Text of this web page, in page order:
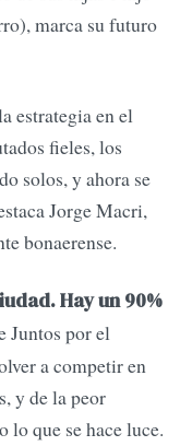
marca su futuro
estrategia en el
fieles, los
solos, y ahora se
Jorge Macri,
bonaerense.
Hay un 90%
Juntos por el
a competir en
y de la peor
lo que se hace luce.